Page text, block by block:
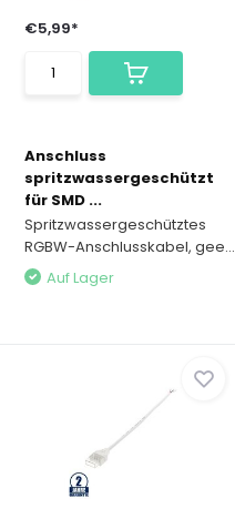
€5,99*
Anschluss
spritzwassergeschützt
für SMD ...
Spritzwassergeschütztes
RGBW-Anschlusskabel, gee...
Auf Lager